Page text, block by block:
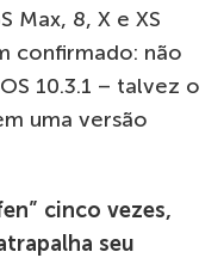
Max, 8, X e XS
confirmado: não
10.3.1 – talvez o
uma versão
cinco vezes,
seu